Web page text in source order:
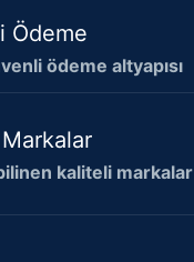
Ödeme
ödeme altyapısı
kaliteli markalar